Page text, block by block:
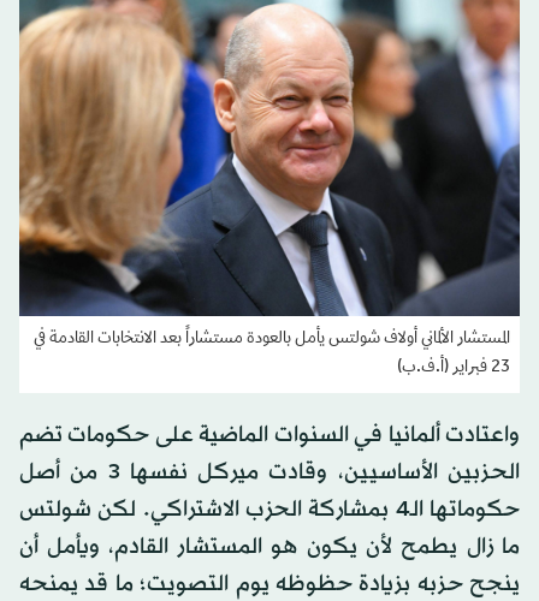
المستشار الألماني أولاف شولتس يأمل بالعودة مستشاراً بعد الانتخابات القادمة في
23 فبراير (أ.ف.ب)
واعتادت ألمانيا في السنوات الماضية على حكومات تضم
الحزبين الأساسيين، وقادت ميركل نفسها 3 من أصل
حكوماتها الـ4 بمشاركة الحزب الاشتراكي. لكن شولتس
ما زال يطمح لأن يكون هو المستشار القادم، ويأمل أن
ينجح حزبه بزيادة حظوظه يوم التصويت؛ ما قد يمنحه